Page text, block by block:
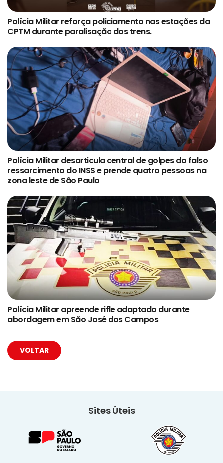
Polícia Militar reforça policiamento nas estações da
CPTM durante paralisação dos trens.
Polícia Militar desarticula central de golpes do falso
ressarcimento do INSS e prende quatro pessoas na
zona leste de São Paulo
Polícia Militar apreende rifle adaptado durante
abordagem em São José dos Campos
VOLTAR
Sites Úteis